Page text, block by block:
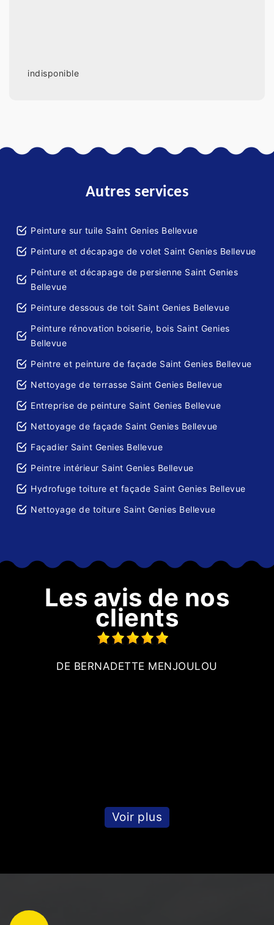
indisponible
Autres services
Peinture sur tuile Saint Genies Bellevue
Peinture et décapage de volet Saint Genies Bellevue
Peinture et décapage de persienne Saint Genies
Bellevue
Peinture dessous de toit Saint Genies Bellevue
Peinture rénovation boiserie, bois Saint Genies
Bellevue
Peintre et peinture de façade Saint Genies Bellevue
Nettoyage de terrasse Saint Genies Bellevue
Entreprise de peinture Saint Genies Bellevue
Nettoyage de façade Saint Genies Bellevue
Façadier Saint Genies Bellevue
Peintre intérieur Saint Genies Bellevue
Hydrofuge toiture et façade Saint Genies Bellevue
Nettoyage de toiture Saint Genies Bellevue
Les avis de nos
clients
DE BERNADETTE MENJOULOU
Voir plus